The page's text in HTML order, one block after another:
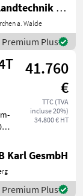
Strasser Landtechnik GmbH
a. Walde
Plus
41.760
€
TTC (TVA
incluse 20%)
34.800 € HT
Karl GesmbH
Plus